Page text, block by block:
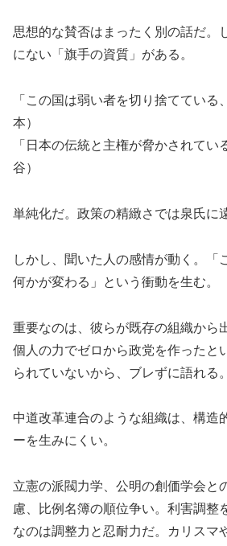
思想的な賛否はまったく別の話だ。
にない「旗手の資質」がある。
「この国は弱い者を切り捨てている
本）
「日本の伝統と主権が脅かされてい
谷）
単純化だ。政策の精緻さでは泉氏に
しかし、聞いた人の感情が動く。「
何かが変わる」という衝動を生む。
重要なのは、彼らが既存の組織から
個人の力でゼロから政党を作ったと
られていないから、ブレずに語れる。
中道改革連合のような組織は、構造
ーを生みにくい。
立憲の派閥力学、公明の創価学会と
慮、比例名簿の順位争い。利害調整
なのは調整力と忍耐力だ。カリスマ